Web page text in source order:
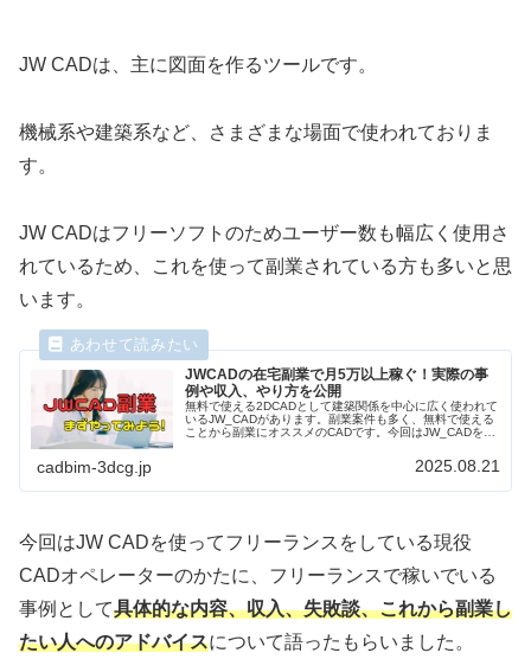
JW CADは、主に図面を作るツールです。
機械系や建築系など、さまざまな場面で使われておりま
す。
JW CADはフリーソフトのためユーザー数も幅広く使用さ
れているため、これを使って副業されている方も多いと思
います。
JWCADの在宅副業で月5万以上稼ぐ！実際の事
例や収入、やり方を公開
無料で使える2DCADとして建築関係を中心に広く使われて
いるJW_CADがあります。副業案件も多く、無料で使える
ことから副業にオススメのCADです。今回はJW_CADを使
紹介し、具体的な内容、収入、これから副業したい人への
アドバイスなど副業経験者に語ってもらいました。
cadbim-3dcg.jp 2025.08.21
今回はJW CADを使ってフリーランスをしている現役
CADオペレーターのかたに、フリーランスで稼いでいる
事例として具体的な内容、収入、失敗談、これから副業し
たい人へのアドバイスについて語ったもらいました。